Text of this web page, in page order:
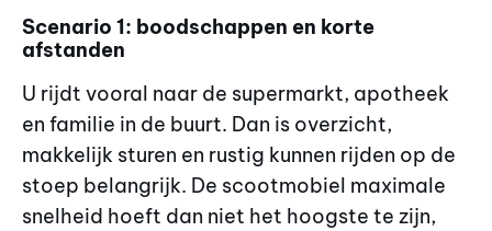
Scenario 1: boodschappen en korte
afstanden
U rijdt vooral naar de supermarkt, apotheek
en familie in de buurt. Dan is overzicht,
makkelijk sturen en rustig kunnen rijden op de
stoep belangrijk. De scootmobiel maximale
snelheid hoeft dan niet het hoogste te zijn,